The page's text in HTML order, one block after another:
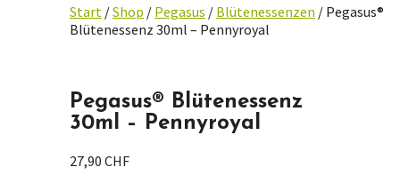
Start /Shop / Pegasus / Blütenessenzen / Pegasus®
Blütenessenz 30ml – Pennyroyal
Pegasus® Blütenessenz
30ml – Pennyroyal
27,90 CHF